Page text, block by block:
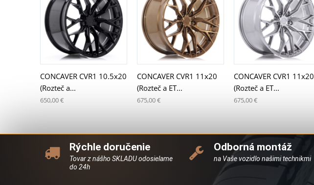
CONCAVER CVR1 10.5x20
(Rozteč a...
650,00 €
CONCAVER CVR1 11x20
(Rozteč a ET...
675,00 €
CONCAVER CVR1 11x20
(Rozteč a ET...
675,00 €
Rýchle doručenie
Tovar z nášho SKLADU odosielame
do 24h
Odborná montáž
na Vaše vozidlo našimi technikmi